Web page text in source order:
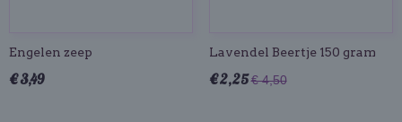
Engelen zeep
€ 3,49
Lavendel Beertje 150 gram
€ 2,25€ 4,50